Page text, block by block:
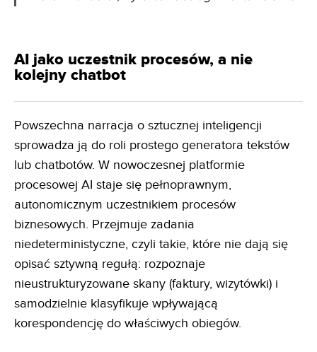
AI jako uczestnik procesów, a nie
kolejny chatbot
Powszechna narracja o sztucznej inteligencji
sprowadza ją do roli prostego generatora tekstów
lub chatbotów. W nowoczesnej platformie
procesowej AI staje się pełnoprawnym,
autonomicznym uczestnikiem procesów
biznesowych. Przejmuje zadania
niedeterministyczne, czyli takie, które nie dają się
opisać sztywną regułą: rozpoznaje
nieustrukturyzowane skany (faktury, wizytówki) i
samodzielnie klasyfikuje wpływającą
korespondencję do właściwych obiegów.